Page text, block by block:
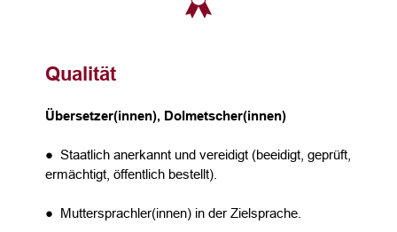
Qualität
Übersetzer(innen), Dolmetscher(innen)
● Staatlich anerkannt und vereidigt (beeidigt, geprüft,
ermächtigt, öffentlich bestellt).
● Muttersprachler(innen) in der Zielsprache.